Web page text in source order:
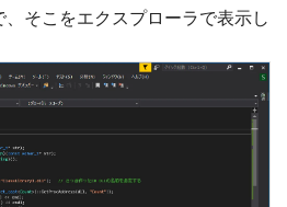
そこをエクスプローラで表示し